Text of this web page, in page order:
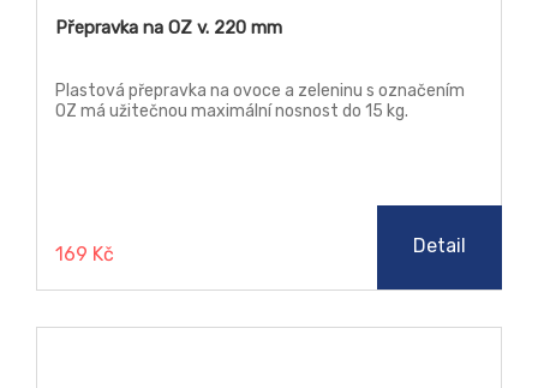
Přepravka na OZ v. 220 mm
Plastová přepravka na ovoce a zeleninu s označením
OZ má užitečnou maximální nosnost do 15 kg.
169 Kč Detail